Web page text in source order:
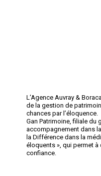
L’Agence Auvray &
de la gestion de
chances par l’éloquence.
Gan Patrimoine, filiale du
accompagnement dans
la Différence dans la
éloquents », qui permet
confiance.